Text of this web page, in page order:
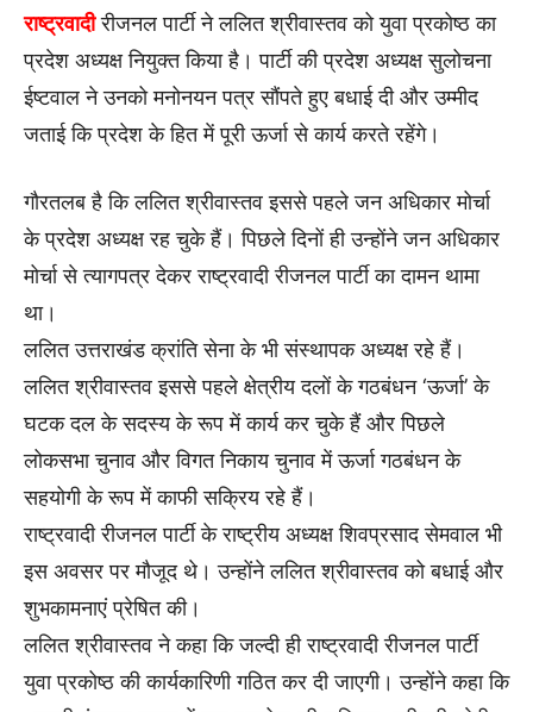
राष्ट्रवादीरीजनल पार्टी ने ललित श्रीवास्तव को युवा प्रकोष्ठ का
प्रदेश अध्यक्ष नियुक्त किया है। पार्टी की प्रदेश अध्यक्ष सुलोचना
ईष्टवाल ने उनको मनोनयन पत्र सौंपते हुए बधाई दी और उम्मीद
जताई कि प्रदेश के हित में पूरी ऊर्जा से कार्य करते रहेंगे।
गौरतलब है कि ललित श्रीवास्तव इससे पहले जन अधिकार मोर्चा
के प्रदेश अध्यक्ष रह चुके हैं। पिछले दिनों ही उन्होंने जन अधिकार
मोर्चा से त्यागपत्र देकर राष्ट्रवादी रीजनल पार्टी का दामन थामा
था।
ललित उत्तराखंड क्रांति सेना के भी संस्थापक अध्यक्ष रहे हैं।
ललित श्रीवास्तव इससे पहले क्षेत्रीय दलों के गठबंधन ‘ऊर्जा’ के
घटक दल के सदस्य के रूप में कार्य कर चुके हैं और पिछले
लोकसभा चुनाव और विगत निकाय चुनाव में ऊर्जा गठबंधन के
सहयोगी के रूप में काफी सक्रिय रहे हैं।
राष्ट्रवादी रीजनल पार्टी के राष्ट्रीय अध्यक्ष शिवप्रसाद सेमवाल भी
इस अवसर पर मौजूद थे। उन्होंने ललित श्रीवास्तव को बधाई और
शुभकामनाएं प्रेषित की।
ललित श्रीवास्तव ने कहा कि जल्दी ही राष्ट्रवादी रीजनल पार्टी
युवा प्रकोष्ठ की कार्यकारिणी गठित कर दी जाएगी। उन्होंने कहा कि